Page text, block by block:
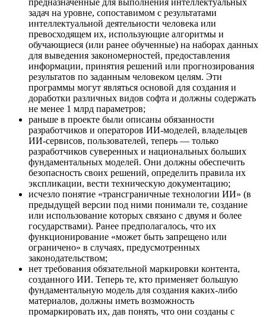
предназначенные для выполнения интеллектуальных
задач на уровне, сопоставимом с результатами
интеллектуальной деятельности человека или
превосходящем их, использующие алгоритмы и
обучающиеся (или ранее обученные) на наборах данных
для выведения закономерностей, предоставления
информации, принятия решений или прогнозирования
результатов по заданным человеком целям. Эти
программы могут являться основой для создания и
доработки различных видов софта и должны содержать
не менее 1 млрд параметров;
раньше в проекте были описаны обязанности
разработчиков и операторов ИИ-моделей, владельцев
ИИ-сервисов, пользователей, теперь — только
разработчиков суверенных и национальных больших
фундаментальных моделей. Они должны обеспечить
безопасность своих решений, определить правила их
экспликации, вести техническую документацию;
исчезло понятие «трансграничные технологии ИИ» (в
предыдущей версии под ними понимали те, создание
или использование которых связано с двумя и более
государствами). Ранее предполагалось, что их
функционирование «может быть запрещено или
ограничено» в случаях, предусмотренных
законодательством;
нет требования обязательной маркировки контента,
созданного ИИ. Теперь те, кто применяет большую
фундаментальную модель для создания каких-либо
материалов, должны иметь возможность
промаркировать их, дав понять, что они созданы с